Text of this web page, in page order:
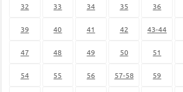
32 33 34 35 36
39 40 41 42 43-44
47 48 49 50 51
54 55 56 57-58 59